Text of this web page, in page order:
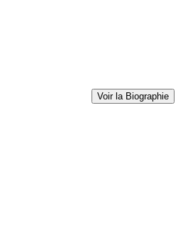
Voir la Biographie